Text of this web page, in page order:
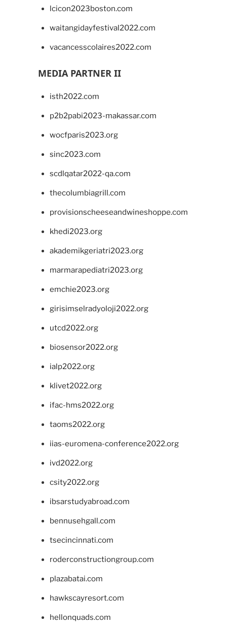
lcicon2023boston.com
waitangidayfestival2022.com
vacancesscolaires2022.com
MEDIA PARTNER II
isth2022.com
p2b2pabi2023-makassar.com
wocfparis2023.org
sinc2023.com
scdlqatar2022-qa.com
thecolumbiagrill.com
provisionscheeseandwineshoppe.com
khedi2023.org
akademikgeriatri2023.org
marmarapediatri2023.org
emchie2023.org
girisimselradyoloji2022.org
utcd2022.org
biosensor2022.org
ialp2022.org
klivet2022.org
ifac-hms2022.org
taoms2022.org
iias-euromena-conference2022.org
ivd2022.org
csity2022.org
ibsarstudyabroad.com
bennusehgall.com
tsecincinnati.com
roderconstructiongroup.com
plazabatai.com
hawkscayresort.com
hellonquads.com